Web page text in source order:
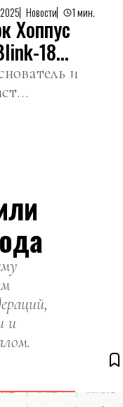
Новости 1 мин.
Хоппус
182
и
и